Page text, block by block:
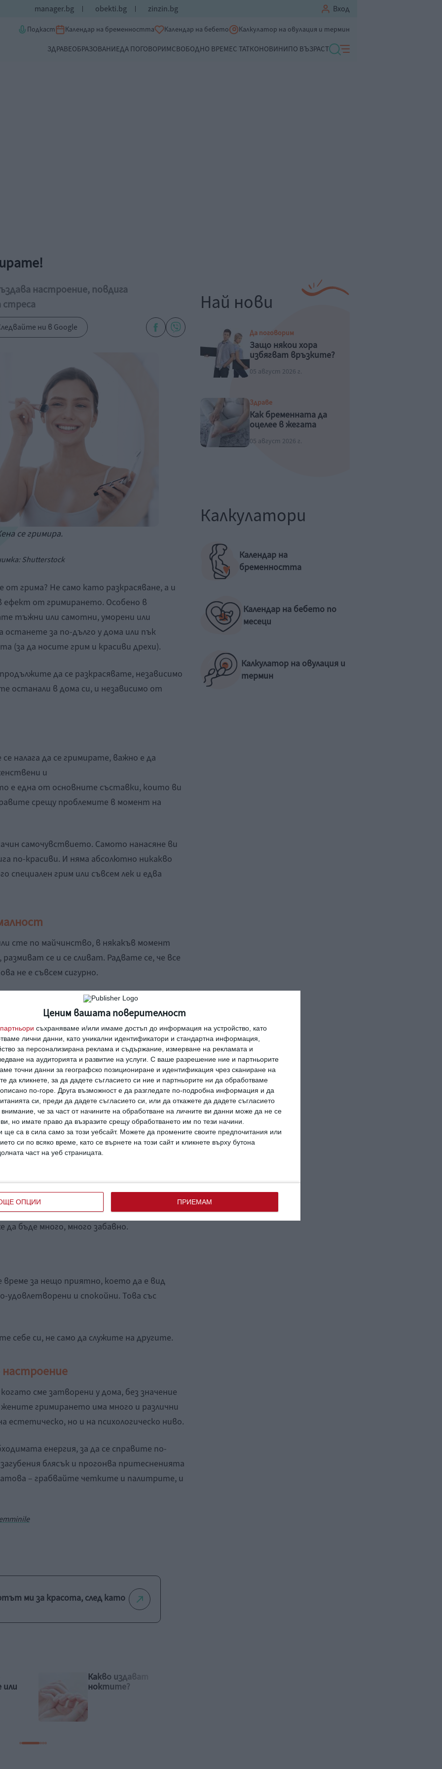
Ценим вашата поверителност
партньори съхраняваме и/или имаме достъп до информация на устройство, като
лични данни, като уникални идентификатори и стандартна информация,
за персонализирана реклама и съдържание, измерване на рекламата и
на аудиторията и развитие на услуги. С ваше разрешение ние и партньорите
точни данни за географско позициониране и идентификация чрез сканиране на
да кликнете, за да дадете съгласието си ние и партньорите ни да обработваме
описано по-горе. Друга възможност е да разгледате по-подробна информация и да
си, преди да дадете съгласието си, или да откажете да дадете съгласието
че за част от начините на обработване на личните ви данни може да не се
ви, но имате право да възразите срещу обработването им по тези начини.
ще са в сила само за този уебсайт. Можете да промените своите предпочитания или
си по всяко време, като се върнете на този сайт и кликнете върху бутона
част на уеб страницата.
ОПЦИИ ПРИЕМАМ
manager.bg obekti.bg zinzin.bg Вход
Подкаст Календар на бременността Календар на бебето Калкулатор на овулация и термин
ЗДРАВЕОБРАЗОВАНИЕДА ПОГОВОРИМСВОБОДНО ВРЕМЕС ТАТКОНОВИНИПО ВЪЗРАСТ
настроение, повдига
ни в Google
се гримира.
Shutterstock
от грима? Не само като разкрасяване, а и
ефект от гримирането. Особено в
тъжни или самотни, уморени или
останете за по-дълго у дома или пък
(за да носите грим и красиви дрехи).
да се разкрасявате, независимо
останали в дома си, и независимо от
налага да се гримирате, важно е да
и
е една от основните съставки, които ви
срещу проблемите в момент на
самочувствието. Самото нанасяне ви
по-красиви. И няма абсолютно никакво
специален грим или съвсем лек и едва
сте по майчинство, в някакъв момент
се и се сливат. Радвате се, че все
не е съвсем сигурно.
в такава ситуация, но далеч от
и начинът, по който то се
външността си по обичайния начин,
Повтарянето на всички онези
ви преди, помага да не
кои сте били.
ще ви помогне да замените липсващите
нямате възможност за такива по най-
да експериментирате на воля с цветове,
да бъде много, много забавно.
за нещо приятно, което да е вид
удовлетворени и спокойни. Това със
себе си, не само да служите на другите.
сме затворени у дома, без значение
гримирането има много и различни
естетическо, но и на психологическо ниво.
енергия, за да се справите по-
блясък и прогонва притесненията
– грабвайте четките и палитрите, и
ми за красота, след като
Хъркане – защо се случва
и как да го преодолеем
Най нови
Да поговорим
Защо някои хора
избягват връзките?
05 август 2026 г.
Здраве
Как бременната да
оцелее в жегата
05 август 2026 г.
Калкулатори
Календар на
бременността
Календар на бебето по
месеци
Калкулатор на овулация и
термин